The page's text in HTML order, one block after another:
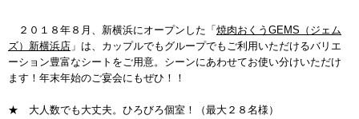
２０１８年８月、新横浜にオープンした「 焼肉おくうGEMS（ジェム
ズ）新横浜店 」は、カップルでもグループでもご利用いただけるバリエ
ーション豊富なシートをご用意。シーンにあわせてお使い分けいただけ
ます！年末年始のご宴会にもぜひ！！
★ 大人数でも大丈夫。ひろびろ個室！（最大２８名様）